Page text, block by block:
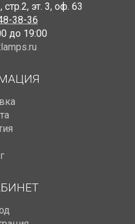
стр.2, эт. 3, оф. 63
38-36
до 19:00